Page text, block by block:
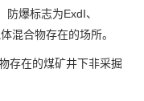
爆标志为ExdI、
混合物存在的场所。
在的煤矿井下非采掘